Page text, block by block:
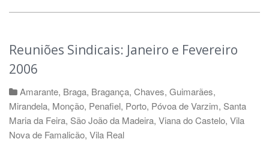
Reuniões Sindicais: Janeiro e Fevereiro
2006
Amarante, Braga, Bragança, Chaves, Guimarães,
Mirandela, Monção, Penafiel, Porto, Póvoa de Varzim, Santa
Maria da Feira, São João da Madeira, Viana do Castelo, Vila
Nova de Famalicão, Vila Real